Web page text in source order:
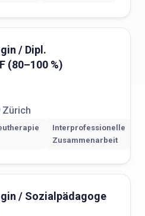
/ Dipl.
(80–100 %)
Zürich
Interprofessionelle
Zusammenarbeit
/ Sozialpädagoge